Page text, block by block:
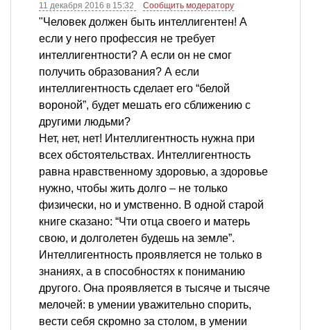
11 декабря 2016 в 15:32
Сообщить модератору
"Человек должен быть интеллигентен! А
если у него профессия не требует
интеллигентности? А если он не смог
получить образования? А если
интеллигентность сделает его “белой
вороной”, будет мешать его сближению с
другими людьми?
Нет, нет, нет! Интеллигентность нужна при
всех обстоятельствах. Интеллигентность
равна нравственному здоровью, а здоровье
нужно, чтобы жить долго – не только
физически, но и умственно. В одной старой
книге сказано: “Чти отца своего и матерь
свою, и долголетен будешь на земле”.
Интеллигентность проявляется не только в
знаниях, а в способностях к пониманию
другого. Она проявляется в тысяче и тысяче
мелочей: в умении уважительно спорить,
вести себя скромно за столом, в умении